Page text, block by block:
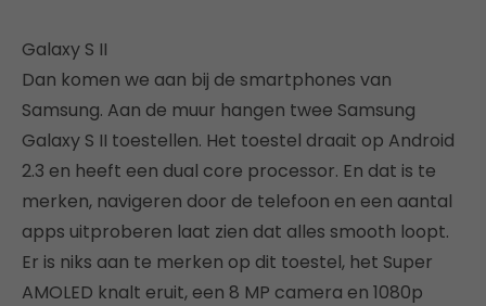
Galaxy S II
Dan komen we aan bij de smartphones van
Samsung. Aan de muur hangen twee Samsung
Galaxy S II toestellen. Het toestel draait op Android
2.3 en heeft een dual core processor. En dat is te
merken, navigeren door de telefoon en een aantal
apps uitproberen laat zien dat alles smooth loopt.
Er is niks aan te merken op dit toestel, het Super
AMOLED knalt eruit, een 8 MP camera en 1080p